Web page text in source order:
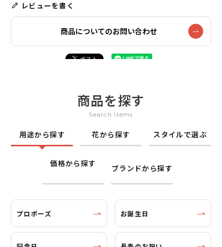
レビューを書く
商品についてのお問い合わせ
商品を探す
Search Items
用途から探す 花から探す スタイルで選ぶ
価格から探す ブランドから探す
プロポーズ お誕生日